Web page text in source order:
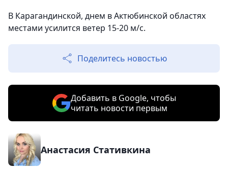
В Карагандинской, днем в Актюбинской областях
местами усилится ветер 15-20 м/с.
Поделитесь новостью
Добавить в Google, чтобы
читать новости первым
Анастасия Стативкина